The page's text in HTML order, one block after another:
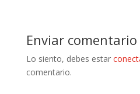
Enviar comentario
Lo siento, debes estar
comentario.